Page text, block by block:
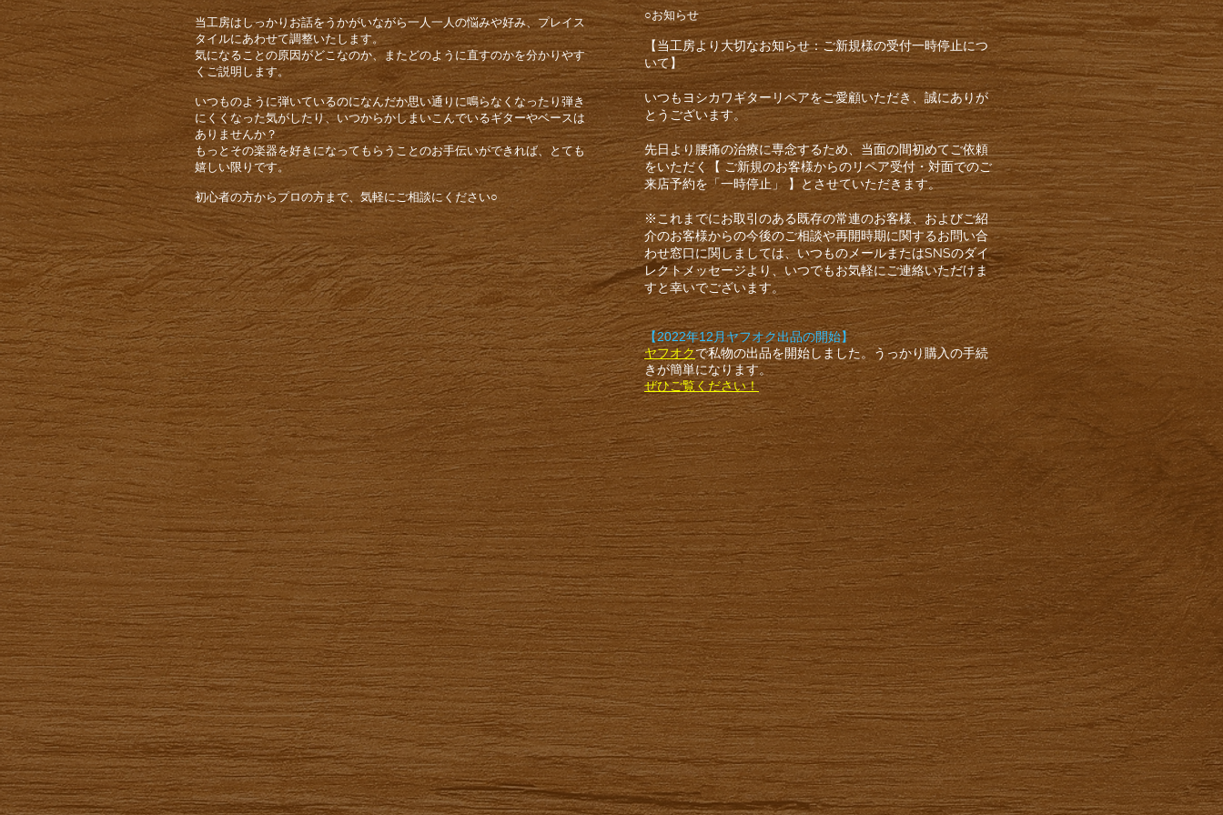
​当工房はしっかりお話をうかがいながら一人一人の悩みや好み、プレイス
タイルにあわせて調整いたします。
気になることの原因がどこなのか、またどのように直すのかを分かりやす
くご説明します。
いつものように弾いているのになんだか思い通りに鳴らなくなったり弾き
にくくなった気がしたり、いつからかしまいこんでいるギターやベースは
ありませんか？
もっとその楽器を好きになってもらうことのお手伝いができれば、とても
嬉しい限りです。
初心者の方からプロの方まで、気軽にご相談にください○
○お知らせ
【当工房より大切なお知らせ：ご新規様の受付一時停止につ
いて】
いつもヨシカワギターリペアをご愛顧いただき、誠にありが
とうございます。
先日より腰痛の治療に専念するため、当面の間初めてご依頼
をいただく【 ご新規のお客様からのリペア受付・対面でのご
来店予約を「一時停止」 】とさせていただきます。
※これまでにお取引のある既存の常連のお客様、およびご紹
介のお客様からの今後のご相談や再開時期に関するお問い合
わせ窓口に関しましては、いつものメールまたはSNSのダイ
レクトメッセージより、いつでもお気軽にご連絡いただけま
すと幸いでございます。
【2022年12月ヤフオク出品の開始】
ヤフオクで私物の出品を開始しました。うっかり購入の手続
きが簡単になります。
ぜひご覧ください！